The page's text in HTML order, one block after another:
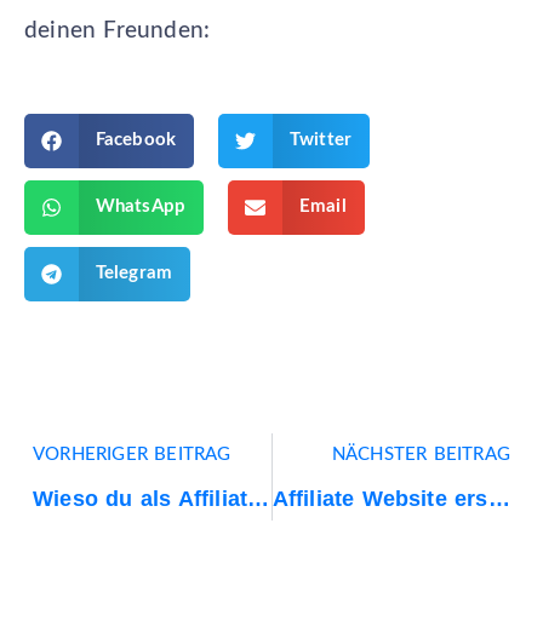
deinen Freunden:
Facebook Twitter
WhatsApp Email
Telegram
VORHERIGER BEITRAG
Wieso du als Affiliate SEO lernen solltest
NÄCHSTER BEITRAG
Affiliate Website erstellen: Die ultimative Anleitung